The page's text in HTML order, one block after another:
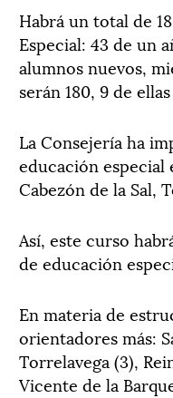
Habrá un total de
Especial: 43 de un
alumnos nuevos,
serán 180, 9 de
La Consejería ha
educación especial
Cabezón de la Sal,
Así, este curso
de educación
En materia de
orientadores más:
Torrelavega (3),
Vicente de la